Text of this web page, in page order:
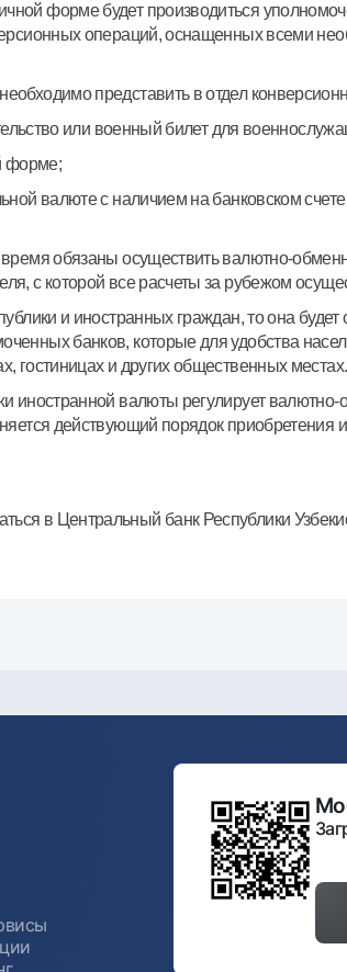
форме будет производиться
операций, оснащенных всеми
представить в отдел
или военный билет для
форме;
валюте с наличием на банковском
обязаны осуществить валютно-
с которой все расчеты за рубежом
и иностранных граждан, то она
банков, которые для удобства
гостиницах и других общественных местах.
иностранной валюты регулирует
действующий порядок
в Центральный банк Республики